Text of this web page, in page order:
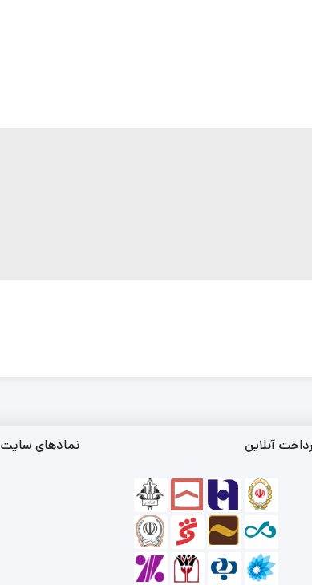
آنلاین نمادهای سایت